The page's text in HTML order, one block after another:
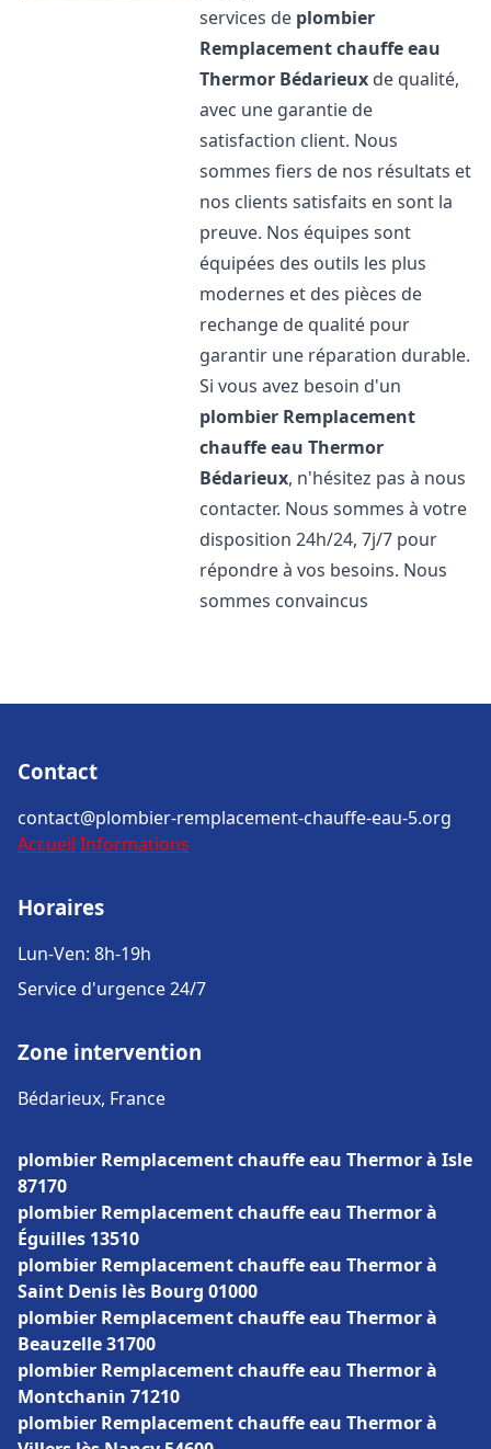
services de plombier
Remplacement chauffe eau
Thermor Bédarieux de qualité,
avec une garantie de
satisfaction client. Nous
sommes fiers de nos résultats et
nos clients satisfaits en sont la
preuve. Nos équipes sont
équipées des outils les plus
modernes et des pièces de
rechange de qualité pour
garantir une réparation durable.
Si vous avez besoin d'un
plombier Remplacement
chauffe eau Thermor
Bédarieux, n'hésitez pas à nous
contacter. Nous sommes à votre
disposition 24h/24, 7j/7 pour
répondre à vos besoins. Nous
sommes convaincus
Contact
contact@plombier-remplacement-chauffe-eau-5.org
Accueil Informations
Horaires
Lun-Ven: 8h-19h
Service d'urgence 24/7
Zone intervention
Bédarieux, France
plombier Remplacement chauffe eau Thermor à Isle
87170
plombier Remplacement chauffe eau Thermor à
Éguilles 13510
plombier Remplacement chauffe eau Thermor à
Saint Denis lès Bourg 01000
plombier Remplacement chauffe eau Thermor à
Beauzelle 31700
plombier Remplacement chauffe eau Thermor à
Montchanin 71210
plombier Remplacement chauffe eau Thermor à